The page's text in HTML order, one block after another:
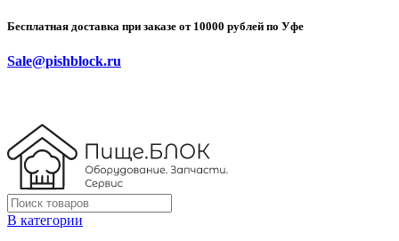
Бесплатная доставка при заказе от 10000 рублей по Уфе
Sale@pishblock.ru
В категории